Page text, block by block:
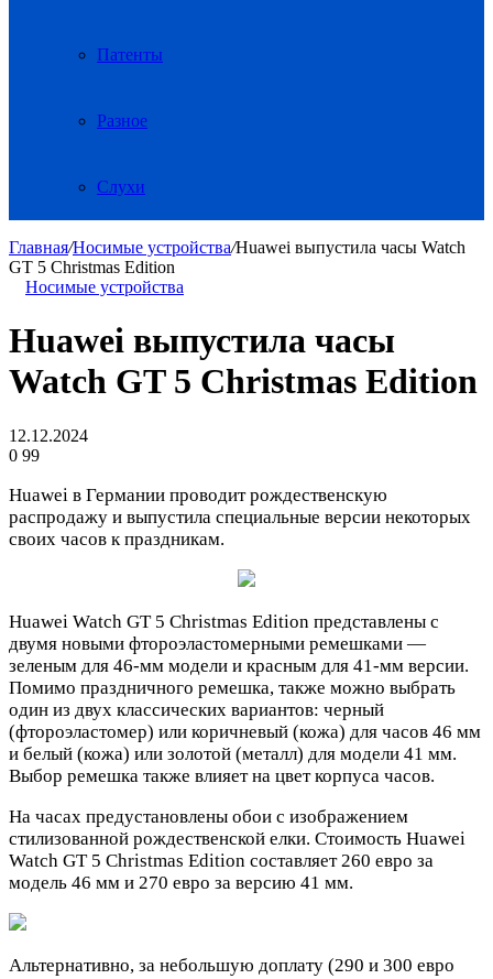
Патенты
Разное
Слухи
Главная/Носимые устройства/Huawei выпустила часы Watch
GT 5 Christmas Edition
Носимые устройства
Huawei выпустила часы
Watch GT 5 Christmas Edition
12.12.2024
0 99
Huawei в Германии проводит рождественскую
распродажу и выпустила специальные версии некоторых
своих часов к праздникам.
Huawei Watch GT 5 Christmas Edition представлены с
двумя новыми фтороэластомерными ремешками —
зеленым для 46-мм модели и красным для 41-мм версии.
Помимо праздничного ремешка, также можно выбрать
один из двух классических вариантов: черный
(фтороэластомер) или коричневый (кожа) для часов 46 мм
и белый (кожа) или золотой (металл) для модели 41 мм.
Выбор ремешка также влияет на цвет корпуса часов.
На часах предустановлены обои с изображением
стилизованной рождественской елки. Стоимость Huawei
Watch GT 5 Christmas Edition составляет 260 евро за
модель 46 мм и 270 евро за версию 41 мм.
Альтернативно, за небольшую доплату (290 и 300 евро